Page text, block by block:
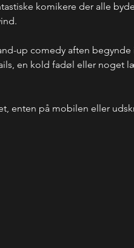
komikere der alle
up comedy aften
en kold fadøl eller noget
enten på mobilen eller